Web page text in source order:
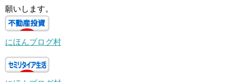
願いします。
にほんブログ村